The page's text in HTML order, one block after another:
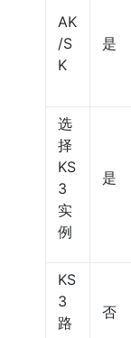
AK
/S
K
是
选
择
KS
3
实
例
是
KS
3
路
否